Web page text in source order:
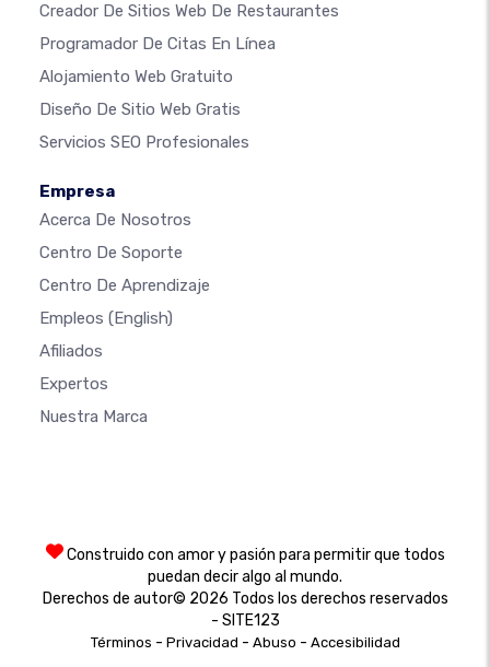
Creador De Sitios Web De Restaurantes
Programador De Citas En Línea
Alojamiento Web Gratuito
Diseño De Sitio Web Gratis
Servicios SEO Profesionales
Empresa
Acerca De Nosotros
Centro De Soporte
Centro De Aprendizaje
Empleos (English)
Afiliados
Expertos
Nuestra Marca
Construido con amor y pasión para permitir que todos
puedan decir algo al mundo.
Derechos de autor© 2026 Todos los derechos reservados
- SITE123
Términos - Privacidad - Abuso - Accesibilidad